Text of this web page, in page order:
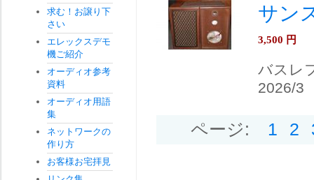
サン
3,500 円
バスレ
2026/3
ページ: 1 2
求む！お譲り下
さい
エレックスデモ
機ご紹介
オーディオ参考
資料
オーディオ用語
集
ネットワークの
作り方
お客様お宅拝見